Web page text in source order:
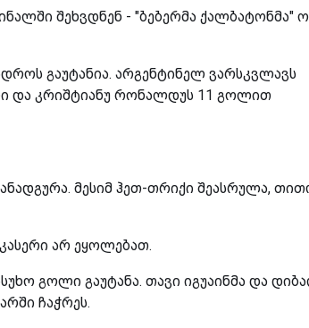
შეხვდნენ - "ბებერმა ქალბატონმა"
გაუტანია. არგენტინელ ვარსკვლავს
და კრიშტიანუ რონალდუს 11 გოლით
მესიმ ჰეთ-თრიქი შეასრულა,
არ ეყოლებათ.
გოლი გაუტანა. თავი იგუაინმა და
ჩაჭრეს.